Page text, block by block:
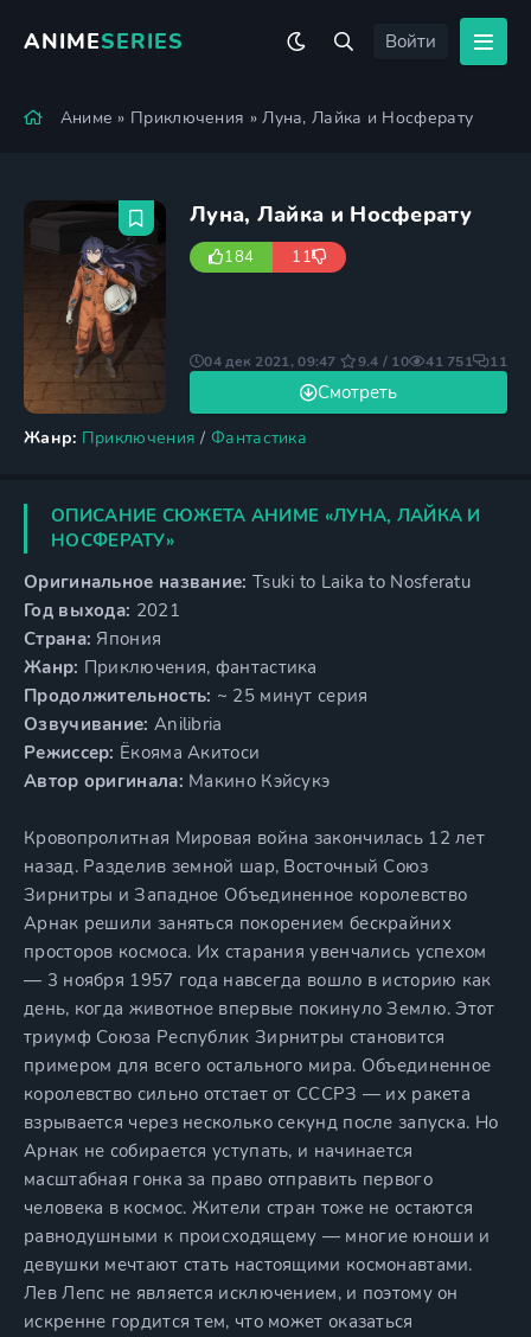
ANIMESERIES Войти
Аниме » Приключения » Луна, Лайка и Носферату
Луна, Лайка и Носферату
184 11
Жанр: Приключения / Фантастика
Смотреть
04 дек 2021, 09:47 9.4 / 10 41 751 11
ОПИСАНИЕ СЮЖЕТА АНИМЕ «ЛУНА, ЛАЙКА И
НОСФЕРАТУ»
Оригинальное название: Tsuki to Laika to Nosferatu
Год выхода: 2021
Страна: Япония
Жанр: Приключения, фантастика
Продолжительность: ~ 25 минут серия
Озвучивание: Anilibria
Режиссер: Ёкояма Акитоси
Автор оригинала: Макино Кэйсукэ
Кровопролитная Мировая война закончилась 12 лет
назад. Разделив земной шар, Восточный Союз
Зирнитры и Западное Объединенное королевство
Арнак решили заняться покорением бескрайних
просторов космоса. Их старания увенчались успехом
— 3 ноября 1957 года навсегда вошло в историю как
день, когда животное впервые покинуло Землю. Этот
триумф Союза Республик Зирнитры становится
примером для всего остального мира. Объединенное
королевство сильно отстает от СССРЗ — их ракета
взрывается через несколько секунд после запуска. Но
Арнак не собирается уступать, и начинается
масштабная гонка за право отправить первого
человека в космос. Жители стран тоже не остаются
равнодушными к происходящему — многие юноши и
девушки мечтают стать настоящими космонавтами.
Лев Лепс не является исключением, и поэтому он
искренне гордится тем, что может оказаться